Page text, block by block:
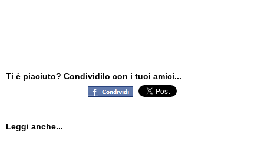
Ti è piaciuto? Condividilo con i tuoi amici...
Leggi anche...